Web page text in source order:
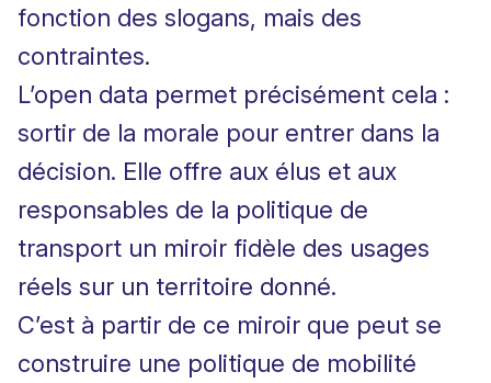
fonction des slogans, mais des
contraintes.
L’open data permet précisément cela :
sortir de la morale pour entrer dans la
décision. Elle offre aux élus et aux
responsables de la politique de
transport un miroir fidèle des usages
réels sur un territoire donné.
C’est à partir de ce miroir que peut se
construire une politique de mobilité